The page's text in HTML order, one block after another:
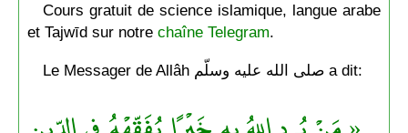
Cours gratuit de science islamique, langue arabe
et Tajwīd sur notre chaîne Telegram.
Le Messager de Allâh صلى الله عليه وسلّم a dit: